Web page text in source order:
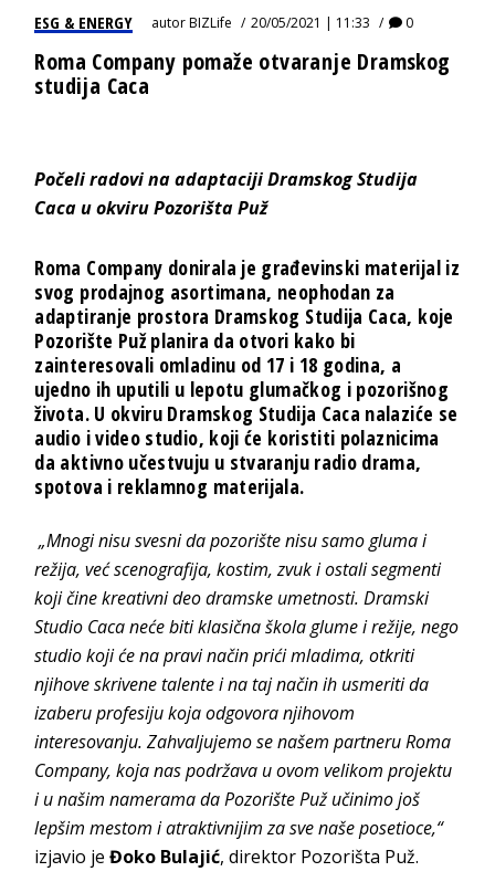
ESG & ENERGY autorBIZLife 20/05/2021 | 11:33 0
Roma Company pomaže otvaranje Dramskog
studija Caca
Počeli radovi na adaptaciji Dramskog Studija
Caca u okviru Pozorišta Puž
Roma Company donirala je građevinski materijal iz
svog prodajnog asortimana, neophodan za
adaptiranje prostora Dramskog Studija Caca, koje
Pozorište Puž planira da otvori kako bi
zainteresovali omladinu od 17 i 18 godina, a
ujedno ih uputili u lepotu glumačkog i pozorišnog
života. U okviru Dramskog Studija Caca nalaziće se
audio i video studio, koji će koristiti polaznicima
da aktivno učestvuju u stvaranju radio drama,
spotova i reklamnog materijala.
„Mnogi nisu svesni da pozorište nisu samo gluma i
režija, već scenografija, kostim, zvuk i ostali segmenti
koji čine kreativni deo dramske umetnosti. Dramski
Studio Caca neće biti klasična škola glume i režije, nego
studio koji će na pravi način prići mladima, otkriti
njihove skrivene talente i na taj način ih usmeriti da
izaberu profesiju koja odgovora njihovom
interesovanju. Zahvaljujemo se našem partneru Roma
Company, koja nas podržava u ovom velikom projektu
i u našim namerama da Pozorište Puž učinimo još
lepšim mestom i atraktivnijim za sve naše posetioce,“
izjavio jeĐoko Bulajić, direktor Pozorišta Puž.